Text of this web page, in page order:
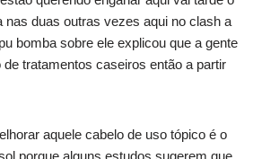
nas duas outras vezes aqui no clash a
bomba sobre ele explicou que a gente
tratamentos caseiros então a partir
aquele cabelo de uso tópico é o
porque alguns estudos sugerem que